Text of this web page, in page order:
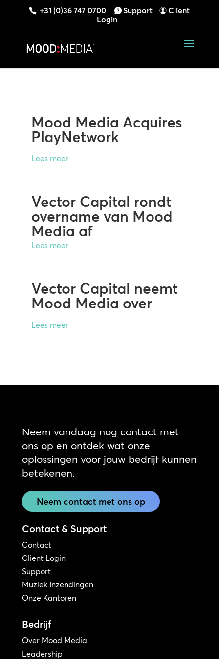
+31 (0)36 747 0700 Support
Client
Login
Mood Media Acquires
PlayNetwork
Lees meer
Vector Capital rondt
overname van Mood
Media af
Lees meer
Vector Capital neemt
Mood Media over
Lees meer
Neem vandaag nog contact met
ons op en ontdek wat onze
oplossingen voor jouw bedrijf kunnen
betekenen.
Neem contact met ons op
Contact & Support
Contact
Client Login
Support
Muziek Inzendingen
Onze Kantoren
Bedrijf
Over Mood Media
Leadership